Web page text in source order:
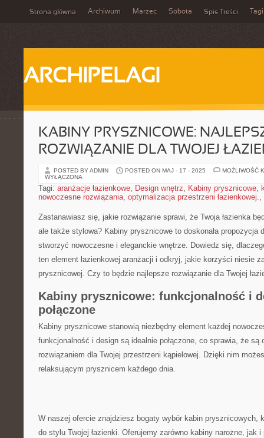
Strona główna Archiwum Marzec Sobota Spis Treści Tagi
ARCHIPELAGI
KABINY PRYSZNICOWE:
ROZWIĄZANIE DLA TWOJEJ
POSTED BY ADMIN POSTED ON MAJ - 17 - 2025
MOŻLIWOŚĆ
WYŁĄCZONA
Tagi: aranżacje łazienkowe, Design wnętrz, Kabiny prysznicowe,
nowoczesne rozwiązania, optymalizacja przestrzeni łazienkowej.,
Zastanawiasz się, jakie rozwiązanie sprawi, ‍że Twoja łazienka
ale⁢ także stylowa? ⁤Kabiny prysznicowe to doskonała propozycja
stworzyć ⁢nowoczesne i eleganckie wnętrze. Dowiedz się,
ten element łazienkowej ​aranżacji i odkryj, jakie korzyści niesie
prysznicowej. Czy to będzie najlepsze rozwiązanie dla Twojej
Kabiny prysznicowe: funkcjonalność i
połączone
Kabiny⁢ prysznicowe stanowią niezbędny element‌ każdej
funkcjonalność i‌ design⁤ są idealnie połączone, co⁤ sprawia, że są​
rozwiązaniem‍ dla Twojej ​przestrzeni kąpielowej. Dzięki‌ nim
relaksującym prysznicem ⁤każdego dnia.
W naszej ofercie znajdziesz bogaty wybór kabin prysznicowych,
do stylu Twojej łazienki. ⁢Oferujemy zarówno kabiny narożne, jak